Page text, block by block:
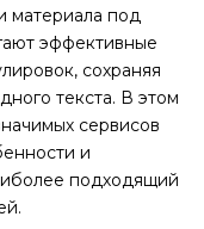
материала под
эффективные
сохраняя
текста. В этом
сервисов
и
подходящий